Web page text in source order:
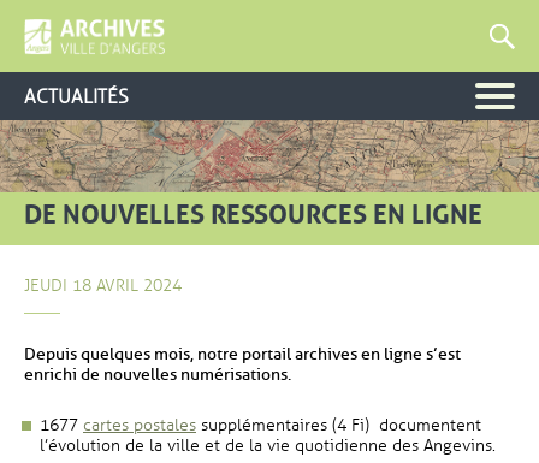
ACTUALITÉS
DE NOUVELLES RESSOURCES EN LIGNE
JEUDI 18 AVRIL 2024
Depuis quelques mois, notre portail archives en ligne s’est
enrichi de nouvelles numérisations.
1677 cartes postales, Ouvre une nouvelle fenêtre
supplémentaires (4 Fi) documentent
l’évolution de la ville et de la vie quotidienne des Angevins.